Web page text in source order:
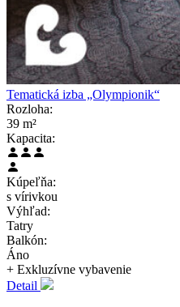
Tematická izba „Olympionik“
Rozloha:
39 m²
Kapacita:
Kúpeľňa:
s vírivkou
Výhľad:
Tatry
Balkón:
Áno
+ Exkluzívne vybavenie
Detail